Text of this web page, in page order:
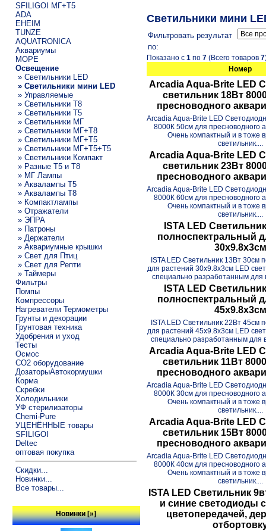
SFILIGOI МГ+Т5
ADA
EHEIM
TUNZE
AQUATRONICA
Аквариумы
МОРЕ
Освещение
» Светильники LED
» Светильники мини LED
» Управляемые
» Светильники T8
» Светильники T5
» Светильники МГ
» Светильники МГ+T8
» Светильники МГ+T5
» Светильники МГ+T5+T5
» Светильники Компакт
» Разные T5 и T8
» МГ Лампы
» Аквалампы T5
» Аквалампы T8
» Компактлампы
» Отражатели
» ЭПРА
» Патроны
» Держатели
» Аквариумные крышки
» Свет для Птиц
» Свет для Репти
» Таймеры
Фильтры
Помпы
Компрессоры
Нагреватели Термометры
Грунты и декорации
Грунтовая техника
Удобрения и уход
Тесты
Осмос
CO2 оборудование
ДозаторыАвтокормушки
Корма
Скребки
Холодильники
УФ стерилизаторы
Chemi-Pure
УЦЕНЁННЫЕ товары
SFILIGOI
Deltec
оптовая покупка
Скидки...
Новинки...
Все товары...
Новинки [»]
Светильники мини
Фильтровать результат
по:
Показано с 1по 7(Всего товаров 7
Номер
Arcadia Aqua-Brite LED
светильник 18Вт
пресноводного
Arcadia Aqua-Brite LED
8000К 50см для пресноводного
Очень компактный и в тоже
светильник....
Arcadia Aqua-Brite LED
светильник 23Вт
пресноводного
Arcadia Aqua-Brite LED
8000К 60см для пресноводного
Очень компактный и в тоже
светильник....
ISTA LED
полноспектральный
30х9.8х3см
ISTA LED Светильник 13Вт 30см
для растений 30х9.8х3см LED
специально разработанным для
ISTA LED
полноспектральный
45х9.8х3см
ISTA LED Светильник 22Вт 45см
для растений 45х9.8х3см LED
специально разработанным для
Arcadia Aqua-Brite LED
светильник 11Вт
пресноводного
Arcadia Aqua-Brite LED
8000К 30см для пресноводного
Очень компактный и в тоже
светильник....
Arcadia Aqua-Brite LED
светильник 15Вт
пресноводного
Arcadia Aqua-Brite LED
8000К 40см для пресноводного
Очень компактный и в тоже
светильник....
ISTA LED Светильник
и синие светодиоды
цветопередачей,